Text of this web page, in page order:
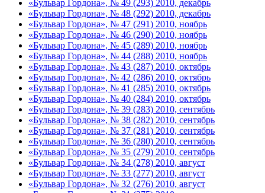
«Бульвар Гордона», № 49 (293) 2010, декабрь
«Бульвар Гордона», № 48 (292) 2010, декабрь
«Бульвар Гордона», № 47 (291) 2010, ноябрь
«Бульвар Гордона», № 46 (290) 2010, ноябрь
«Бульвар Гордона», № 45 (289) 2010, ноябрь
«Бульвар Гордона», № 44 (288) 2010, ноябрь
«Бульвар Гордона», № 43 (287) 2010, октябрь
«Бульвар Гордона», № 42 (286) 2010, октябрь
«Бульвар Гордона», № 41 (285) 2010, октябрь
«Бульвар Гордона», № 40 (284) 2010, октябрь
«Бульвар Гордона», № 39 (283) 2010, сентябрь
«Бульвар Гордона», № 38 (282) 2010, сентябрь
«Бульвар Гордона», № 37 (281) 2010, сентябрь
«Бульвар Гордона», № 36 (280) 2010, сентябрь
«Бульвар Гордона», № 35 (279) 2010, сентябрь
«Бульвар Гордона», № 34 (278) 2010, август
«Бульвар Гордона», № 33 (277) 2010, август
«Бульвар Гордона», № 32 (276) 2010, август